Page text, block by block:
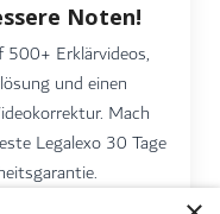
Noten!
Erklärvideos,
und einen
Mach
Legalexo 30 Tage